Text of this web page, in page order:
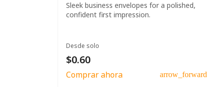
Sleek business envelopes for a polished,
confident first impression.
Desde solo
$0.60
Comprar ahora arrow_forward